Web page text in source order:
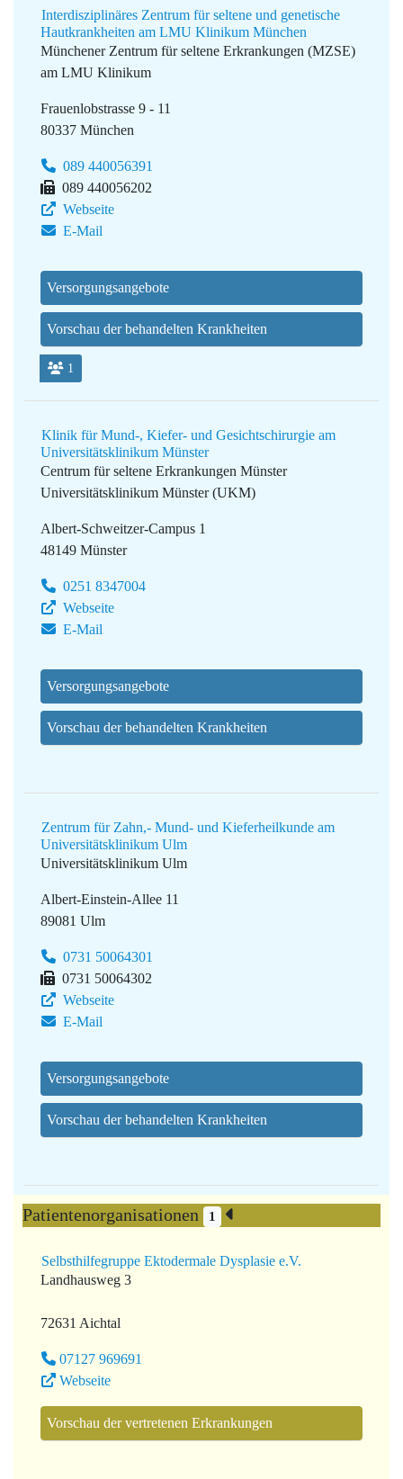
Interdisziplinäres Zentrum für seltene und genetische
Hautkrankheiten am LMU Klinikum München
Münchener Zentrum für seltene Erkrankungen (MZSE)
am LMU Klinikum
Frauenlobstrasse 9 - 11
80337 München
089 440056391
089 440056202
Webseite
E-Mail
Versorgungsangebote
Vorschau der behandelten Krankheiten
1
Klinik für Mund-, Kiefer- und Gesichtschirurgie am
Universitätsklinikum Münster
Centrum für seltene Erkrankungen Münster
Universitätsklinikum Münster (UKM)
Albert-Schweitzer-Campus 1
48149 Münster
0251 8347004
Webseite
E-Mail
Versorgungsangebote
Vorschau der behandelten Krankheiten
Zentrum für Zahn,- Mund- und Kieferheilkunde am
Universitätsklinikum Ulm
Universitätsklinikum Ulm
Albert-Einstein-Allee 11
89081 Ulm
0731 50064301
0731 50064302
Webseite
E-Mail
Versorgungsangebote
Vorschau der behandelten Krankheiten
Patientenorganisationen 1
Selbsthilfegruppe Ektodermale Dysplasie e.V.
Landhausweg 3
72631 Aichtal
07127 969691
Webseite
Vorschau der vertretenen Erkrankungen